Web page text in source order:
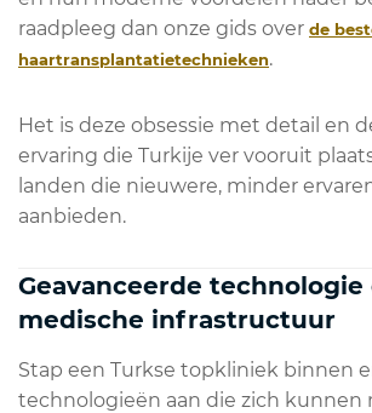
raadpleeg dan onze gids over de
haartransplantatietechnieken.
Het is deze obsessie met detail en
ervaring die Turkije ver vooruit
landen die nieuwere, minder
aanbieden.
Geavanceerde technologie
medische infrastructuur
Stap een Turkse topkliniek binnen
technologieën aan die zich